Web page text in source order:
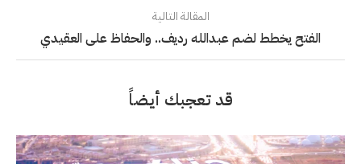
المقالة التالية
الفتح يخطط لضم عبدالله رديف.. والحفاظ على العقيدي
قد تعجبك أيضاً